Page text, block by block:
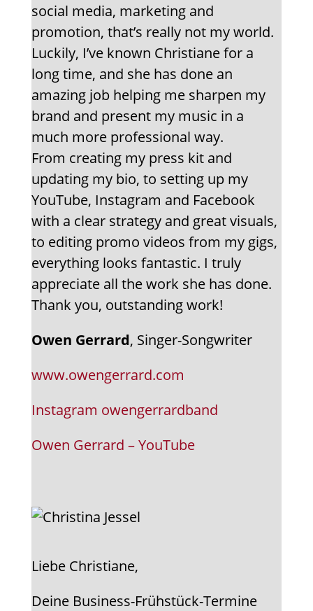
social media, marketing and
promotion, that’s really not my world.
Luckily, I’ve known Christiane for a
long time, and she has done an
amazing job helping me sharpen my
brand and present my music in a
much more professional way.
From creating my press kit and
updating my bio, to setting up my
YouTube, Instagram and Facebook
with a clear strategy and great visuals,
to editing promo videos from my gigs,
everything looks fantastic. I truly
appreciate all the work she has done.
Thank you, outstanding work!
Owen Gerrard, Singer-Songwriter
www.owengerrard.com
Instagram owengerrardband
Owen Gerrard – YouTube
Liebe Christiane,
Deine Business-Frühstück-Termine